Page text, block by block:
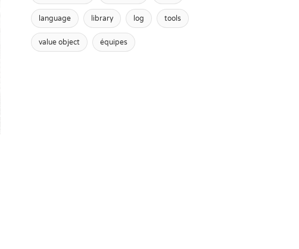
language library log tools
value object équipes